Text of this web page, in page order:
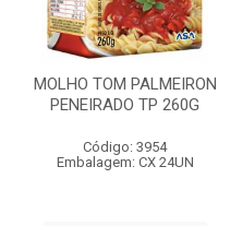
MOLHO TOM PALMEIRON
PENEIRADO TP 260G
Código: 3954
Embalagem: CX 24UN